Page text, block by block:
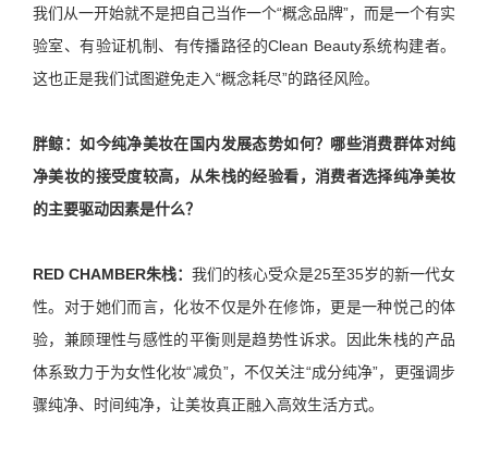
我们从一开始就不是把自己当作一个“概念品牌”，而是一个有实
验室、有验证机制、有传播路径的Clean Beauty系统构建者。
这也正是我们试图避免走入“概念耗尽”的路径风险。
胖鲸：如今纯净美妆在国内发展态势如何？哪些消费群体对纯
净美妆的接受度较高，从朱栈的经验看，消费者选择纯净美妆
的主要驱动因素是什么？
RED CHAMBER朱栈： 我们的核心受众是25至35岁的新一代女
性。对于她们而言，化妆不仅是外在修饰，更是一种悦己的体
验，兼顾理性与感性的平衡则是趋势性诉求。因此朱栈的产品
体系致力于为女性化妆“减负”，不仅关注“成分纯净”，更强调步
骤纯净、时间纯净，让美妆真正融入高效生活方式。